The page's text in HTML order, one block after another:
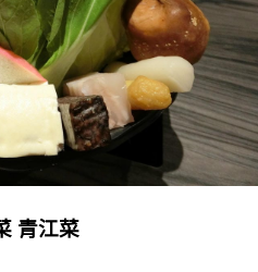
青江菜